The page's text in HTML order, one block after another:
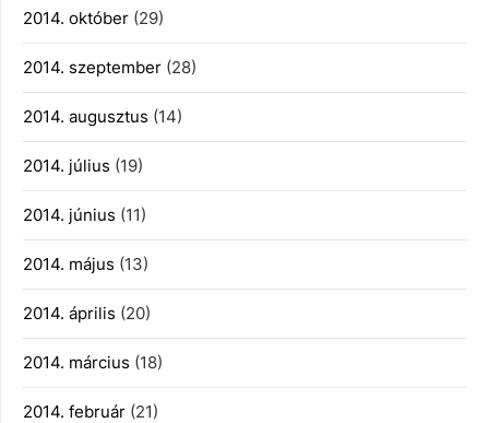
2014. október (29)
2014. szeptember (28)
2014. augusztus (14)
2014. július (19)
2014. június (11)
2014. május (13)
2014. április (20)
2014. március (18)
2014. február (21)